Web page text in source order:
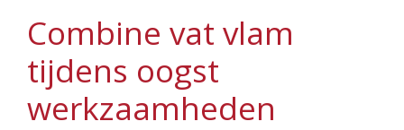
Combine vat vlam
tijdens oogst
werkzaamheden